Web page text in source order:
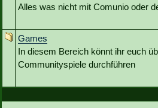
Alles was nicht mit Comunio oder
Games
In diesem Bereich könnt ihr euch
Communityspiele durchführen